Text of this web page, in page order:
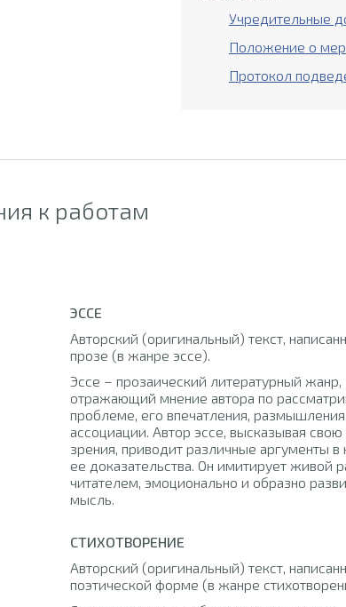
Учредительные
Положение о
Протокол
к работам
ЭССЕ
Авторский (оригинальный) текст,
прозе (в жанре эссе).
Эссе – прозаический литературный жанр,
отражающий мнение автора по
проблеме, его впечатления,
ассоциации. Автор эссе, высказывая свою
зрения, приводит различные аргументы в
ее доказательства. Он имитирует живой
читателем, эмоционально и образно
мысль.
СТИХОТВОРЕНИЕ
Авторский (оригинальный) текст,
поэтической форме (в жанре